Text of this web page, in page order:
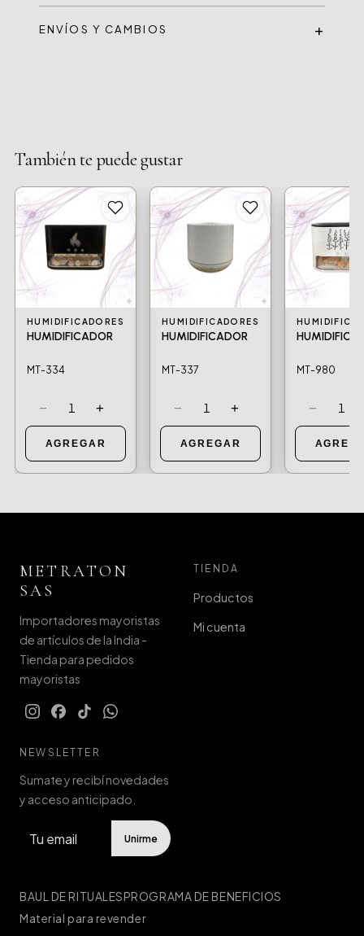
ENVÍOS Y CAMBIOS
También te puede gustar
HUMIDIFICADORES
HUMIDIFICADOR
MT-334
− 1 +
AGREGAR
HUMIDIFICADORES
HUMIDIFICADOR
MT-337
− 1 +
AGREGAR
MT-980
− 1
METRATON
SAS
Importadores mayoristas
de artículos de la India -
Tienda para pedidos
mayoristas
TIENDA
Productos
Mi cuenta
NEWSLETTER
Sumate y recibí novedades
y acceso anticipado.
Unirme
BAUL DE RITUALESPROGRAMA DE BENEFICIOS
Material para revender